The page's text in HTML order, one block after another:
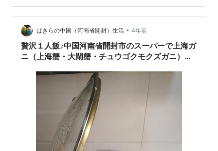
東京農業大学（東京・世田谷区）で11月30日に開催され
た。 ピーチが販売するグッズには再利用商品が多いこと
から、 未利用資源の活用の観点でピーチ社員が学生に
ア…
ぱきらの中国（河南省開封）生活 • 4年前
贅沢１人飯♪中国河南省開封市のスーパーで上海ガ
ニ（上海蟹・大閘蟹・チュウゴクモクズガニ）を